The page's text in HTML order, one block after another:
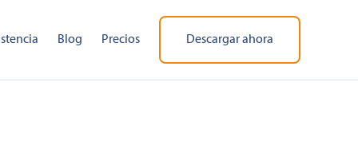
Blog Precios Descargar ahora